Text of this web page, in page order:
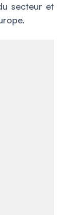
secteur et